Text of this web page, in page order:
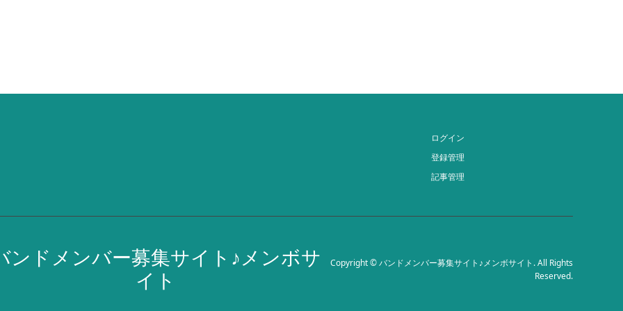
ログイン
登録管理
記事管理
ンドメンバー募集サイト♪メンボサ
イト
Copyright©バンドメンバー募集サイト♪メンボサイト . All Rights
Reserved.